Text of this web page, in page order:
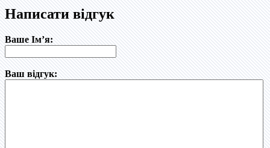
Написати відгук
Ваше Ім’я:
Ваш відгук: